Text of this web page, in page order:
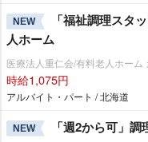
NEW
「福祉調理スタ
人ホーム
医療法人重仁会/有料老人ホーム
時給1,075円
アルバイト・パート / 北海道
NEW 「週2から可」